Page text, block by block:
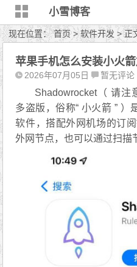
小雪博客
现在位置：首页>软件开发> 正
苹果手机怎么安装小火
2026年07月05日 暂无评论
Shadowrocket（ 请注
多盗版，俗称“ 小火箭 ”
软件，搭配外网机场的订
外网节点，也可以通过扫描